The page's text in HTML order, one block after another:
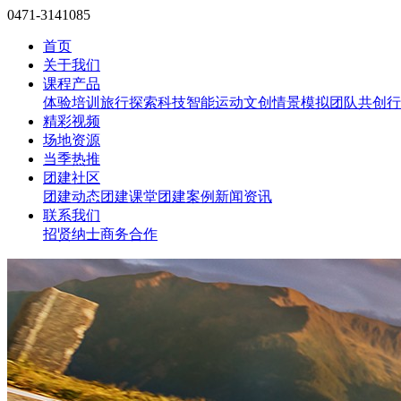
0471-3141085
首页
关于我们
课程产品
体验培训 旅行探索科技智能运动文创情景模拟团队共创
精彩视频
场地资源
当季热推
团建社区
团建动态团建课堂团建案例 新闻资讯
联系我们
招贤纳士商务合作